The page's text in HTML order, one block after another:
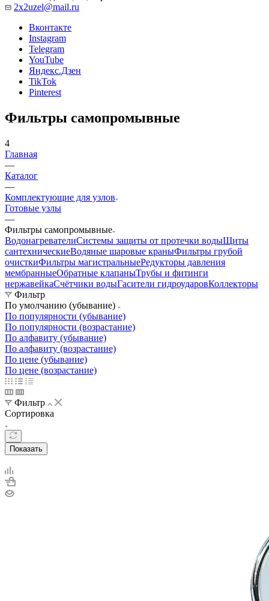
2x2uzel@mail.ru
Вконтакте
Instagram
Telegram
YouTube
Яндекс.Дзен
TikTok
Pinterest
Фильтры самопромывные
4
Главная
—
Каталог
—
Комплектующие для узлов
Готовые узлы
—
Фильтры самопромывные
ВодонагревателиСистемы защиты от протечки водыЩиты
сантехническиеВодяные шаровые краныФильтры грубой
очисткиФильтры магистральныеРедукторы давления
мембранныеОбратные клапаныТрубы и фитинги
нержавейкаСчётчики водыГасители гидроударовКоллекторы
Фильтр
По умолчанию (убывание)
По популярности (убывание)
По популярности (возрастание)
По алфавиту (убывание)
По алфавиту (возрастание)
По цене (убывание)
По цене (возрастание)
Фильтр
Сортировка
Показать